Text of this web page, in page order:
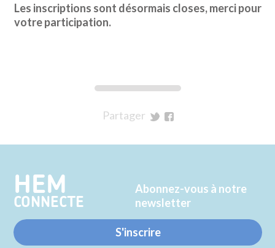
Les inscriptions sont désormais closes, merci pour
votre participation.
Partager
Twitter
Facebook
HEM
CONNECTE
Abonnez-vous à notre
newsletter
S'inscrire